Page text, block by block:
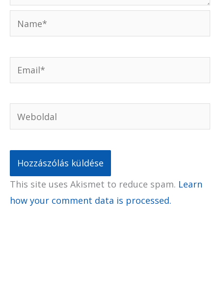
Name*
Email*
Weboldal
This site uses Akismet to reduce spam. Learn
how your comment data is processed.